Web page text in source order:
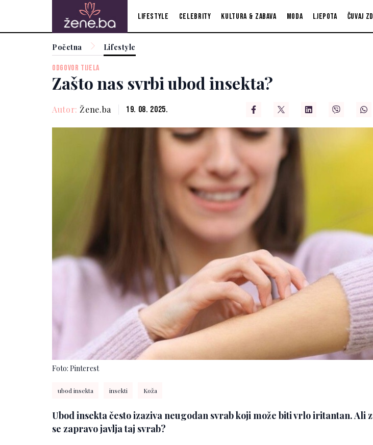
Lifestyle Celebrity Kultura & zabava Moda Ljepota Čuvaj
Početna Lifestyle
ODGOVOR TIJELA
Zašto nas svrbi ubod insekta?
Autor: Žene.ba 19. 08. 2025.
Foto: Pinterest
ubod insekta insekti Koža
Ubod insekta često izaziva neugodan svrab koji može biti vrlo iritantan. Ali
se zapravo javlja taj svrab?